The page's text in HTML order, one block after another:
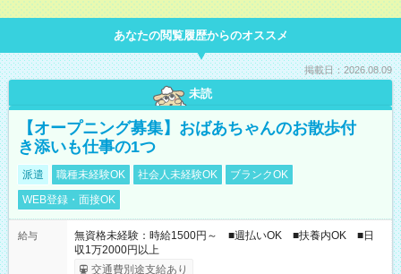
あなたの閲覧履歴からのオススメ
掲載日：2026.08.09
未読
【オープニング募集】おばあちゃんのお散歩付
き添いも仕事の1つ
派遣 職種未経験OK 社会人未経験OK
ブランクOK
WEB登録・面接OK
給与
無資格未経験：時給1500円～ ■週払いOK ■扶養内OK ■日
収1万2000円以上
交通費別途支給あり